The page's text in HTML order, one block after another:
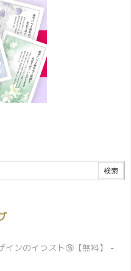
ンのイラスト㊱【無料】
-